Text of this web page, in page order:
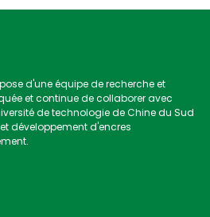
d'une équipe de recherche et
et continue de collaborer avec
de technologie de Chine du Sud
développement d'encres